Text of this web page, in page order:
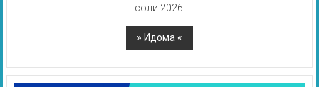
соли 2026.